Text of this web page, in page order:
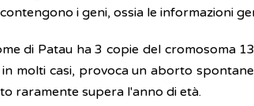
i geni, ossia le informazioni
di Patau ha 3 copie del cromosoma
molti casi, provoca un aborto
raramente supera l'anno di età.